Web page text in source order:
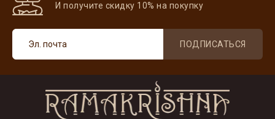
И получите скидку 10% на покупку
ПОДПИСАТЬСЯ